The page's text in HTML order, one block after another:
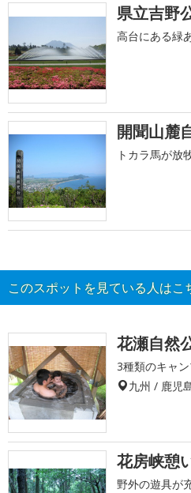
県立吉野
高台にある緑
開聞山麓
トカラ馬が放
このスポットを見ている人はこ
花瀬自然
3種類のキャ
九州 / 鹿児
花房峡憩
野外の遊具が